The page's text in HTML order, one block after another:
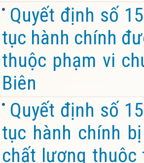
Quyết định số
tục hành chính
thuộc phạm vi
Biên
Quyết định số
tục hành chính
chất lượng thuộc